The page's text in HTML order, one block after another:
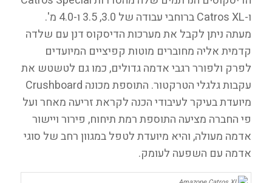
ו-Catros XL ברוחבי עבודה של 3.0, 3.5 ו-4.0 מ'.
מעתה ניתן לקבל את מערכות הדיסקוס דנן עם שלדה
קדמית אליה מחוברים מוטות קפיציים המיועדים
לפרק ולפורר רגבי אדמה גדולים, כמו גם לטשטש את
עקבות גלגלי הטרקטור. התוספת מכונה Crushboard
מיועדת בעיקר לעיבודי הכנה לקראת זריעה מאחר ועל
פי החברה מציעה התוספת רמת תיחוח, פירור ויישור
אדמה מעולה, והיא מיועדת לטפל במגוון רחב של סוגי
אדמה עם השפעה לעומק.